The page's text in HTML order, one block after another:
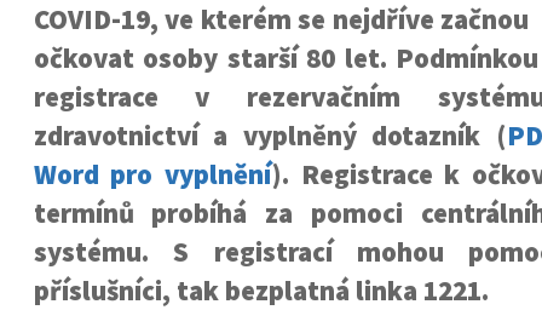
COVID-19, ve kterém se nejdříve začnou
očkovat osoby starší 80 let.
registrace v rezervačním
zdravotnictví a vyplněný dotazník (
Word pro vyplnění). Registrace k
termínů probíhá za pomoci
systému. S registrací mohou
příslušníci, tak bezplatná linka 1221.